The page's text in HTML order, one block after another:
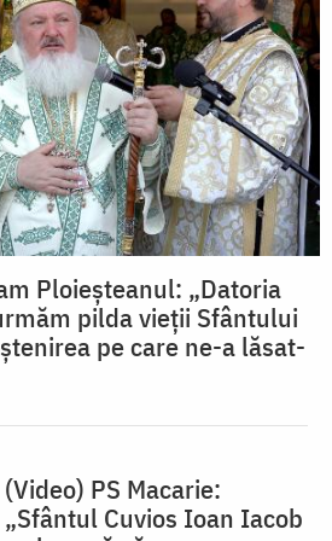
Ploieșteanul: „Datoria
pilda vieții Sfântului
pe care ne-a lăsat-
(Video) PS Macarie:
„Sfântul Cuvios Ioan Iacob